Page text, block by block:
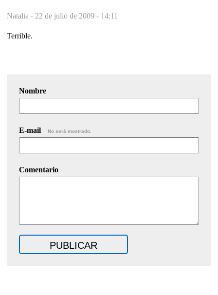
Natalia - 22 de julio de 2009 - 14:11
Terrible.
Nombre
E-mail No será mostrado.
Comentario